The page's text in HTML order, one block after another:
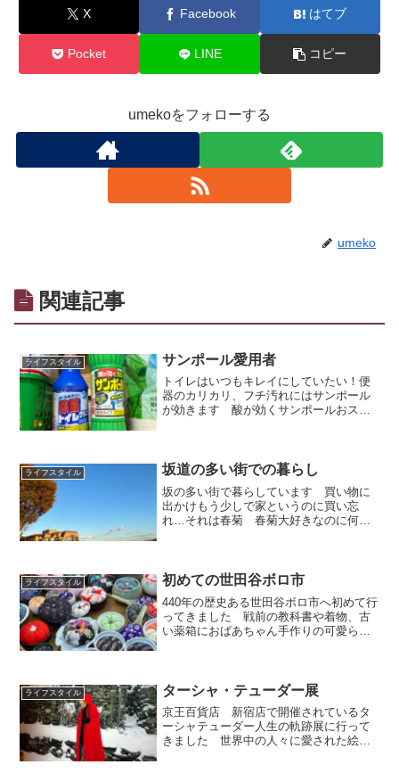
X Facebook はてブ
Pocket LINE コピー
umekoをフォローする
umeko
関連記事
ライフスタイル サンポール愛用者
トイレはいつもキレイにしていたい！便
器のカリカリ、フチ汚れにはサンポール
が効きます 酸が効くサンポールおスス
ライフスタイル 坂道の多い街での暮らし
坂の多い街で暮らしています 買い物に
出かけもう少しで家というのに買い忘
れ…それは春菊 春菊大好きなのに何で
す
ライフスタイル 初めての世田谷ボロ市
440年の歴史ある世田谷ボロ市へ初めて行
ってきました 戦前の教科書や着物、古
い薬箱におばあちゃん手作りの可愛らし
ライフスタイル ターシャ・テューダー展
京王百貨店 新宿店で開催されているタ
ーシャテューダー人生の軌跡展に行って
きました 世界中の人々に愛された絵本